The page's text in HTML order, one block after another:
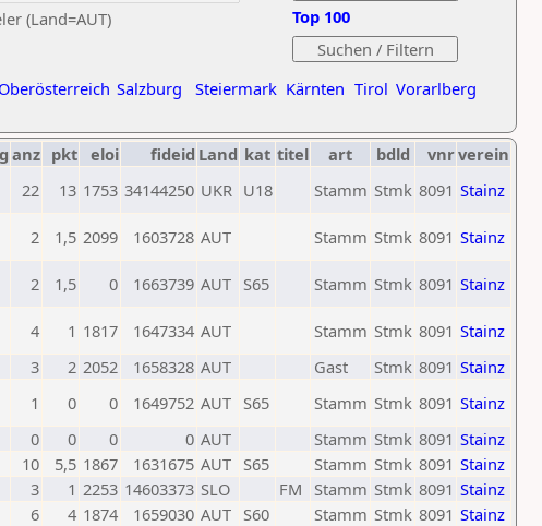
(Land=AUT)
Oberösterreich Salzburg Steiermark Kärnten Tirol Vorarlberg
Top 100
anz pkt eloi fideid Land kat titel art bdld vnrverein
22 13 1753 34144250 UKR U18 Stamm Stmk 8091 Stainz
2 1,5 2099 1603728 AUT Stamm Stmk 8091 Stainz
2 1,5 0 1663739 AUT S65 Stamm Stmk 8091 Stainz
4 1 1817 1647334 AUT Stamm Stmk 8091 Stainz
3 2 2052 1658328 AUT Gast Stmk 8091 Stainz
1 0 0 1649752 AUT S65 Stamm Stmk 8091 Stainz
0 0 0 0 AUT Stamm Stmk 8091 Stainz
10 5,5 1867 1631675 AUT S65 Stamm Stmk 8091 Stainz
3 1 2253 14603373 SLO FM Stamm Stmk 8091 Stainz
6 4 1874 1659030 AUT S60 Stamm Stmk 8091 Stainz